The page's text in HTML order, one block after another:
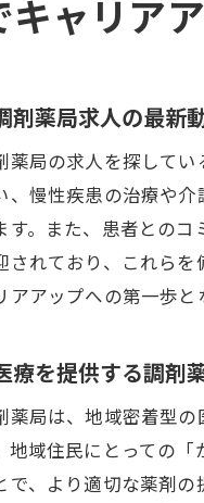
キャリア
剤薬局求人の最新
薬局の求人を探して
、慢性疾患の治療や
す。また、患者との
されており、これら
アップへの第一歩と
療を提供する調剤
薬局は、地域密着型
地域住民にとっての
で、より適切な薬剤